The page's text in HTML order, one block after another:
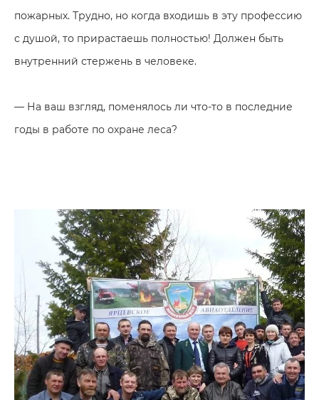
пожарных. Трудно, но когда входишь в эту профессию
с душой, то прирастаешь полностью! Должен быть
внутренний стержень в человеке.
— На ваш взгляд, поменялось ли что-то в последние
годы в работе по охране леса?